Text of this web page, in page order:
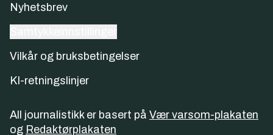
Nyhetsbrev
Vilkår og bruksbetingelser
KI-retningslinjer
All journalistikk er basert på Vær varsom-plakaten
og Redaktørplakaten